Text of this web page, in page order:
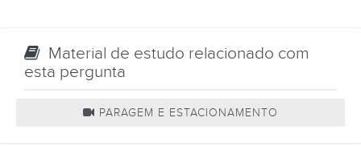
Material de estudo relacionado com
esta pergunta
PARAGEM E ESTACIONAMENTO